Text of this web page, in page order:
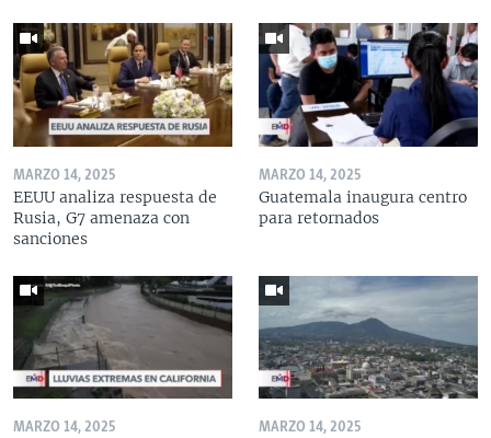
MARZO 14, 2025
EEUU analiza respuesta de
Rusia, G7 amenaza con
sanciones
MARZO 14, 2025
Guatemala inaugura centro
para retornados
MARZO 14, 2025 MARZO 14, 2025